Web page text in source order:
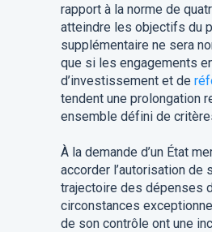
rapport à la norme de
atteindre les objectifs du
supplémentaire ne sera
que si les engagements
d’investissement et de
tendent une prolongation
ensemble défini de
À la demande d’un État
accorder l’autorisation de
trajectoire des dépenses
circonstances
de son contrôle ont une